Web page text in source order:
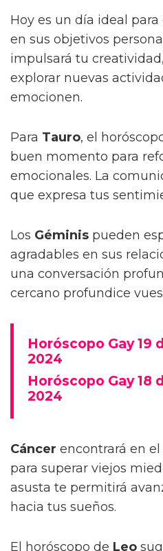
Hoy es un día ideal para
en sus objetivos
impulsará tu
explorar nuevas
emocionen.
Para Tauro, el
buen momento para
emocionales. La
que expresa tus
Los Géminis pueden
agradables en sus
una conversación
cercano profundice
Horóscopo Gay 19
2024
Horóscopo Gay 18
2024
Cáncer encontrará en
para superar viejos
asusta te permitirá
hacia tus sueños.
El horóscopo de Leo